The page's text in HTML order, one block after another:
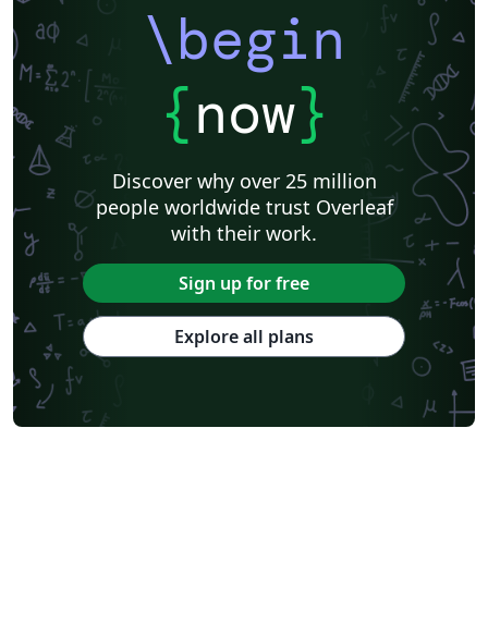
\begin
{now}
Discover why over 25 million
people worldwide trust Overleaf
with their work.
Sign up for free
Explore all plans